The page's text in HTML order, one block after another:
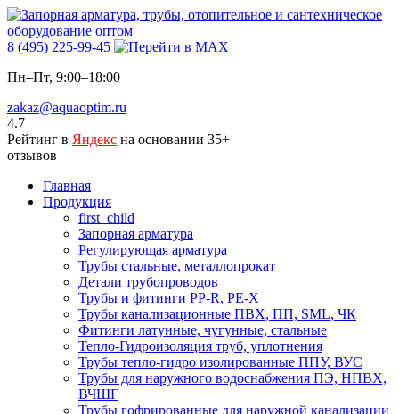
8 (495) 225-99-45
Пн–Пт, 9:00–18:00
zakaz@aquaoptim.ru
4.7
Рейтинг в Яндекс на основании 35+
отзывов
Главная
Продукция
first_child
Запорная арматура
Регулирующая арматура
Трубы стальные, металлопрокат
Детали трубопроводов
Трубы и фитинги PP-R, PE-X
Трубы канализационные ПВХ, ПП, SML, ЧК
Фитинги латунные, чугунные, стальные
Тепло-Гидроизоляция труб, уплотнения
Трубы тепло-гидро изолированные ППУ, ВУС
Трубы для наружного водоснабжения ПЭ, НПВХ,
ВЧШГ
Трубы гофрированные для наружной канализации